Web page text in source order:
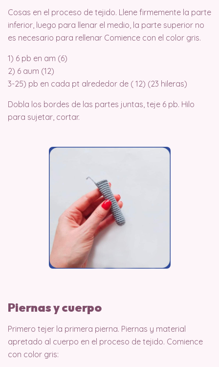
Cosas en el proceso de tejido. Llene firmemente la parte
inferior, luego para llenar el medio, la parte superior no
es necesario para rellenar Comience con el color gris.
1) 6 pb en am (6)
2) 6 aum (12)
3-25) pb en cada pt alrededor de ( 12) (23 hileras)
Dobla los bordes de las partes juntas, teje 6 pb. Hilo
para sujetar, cortar.
Piernas y cuerpo
Primero tejer la primera pierna. Piernas y material
apretado al cuerpo en el proceso de tejido. Comience
con color gris: